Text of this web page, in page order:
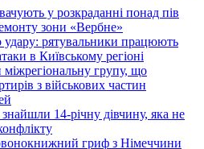
у розкраданні понад пів
зони «Вербне»
удару: рятувальники працюють
в Київському регіоні
міжрегіональну групу, що
з військових частин
14-річну дівчину, яка не
гриф з Німеччини